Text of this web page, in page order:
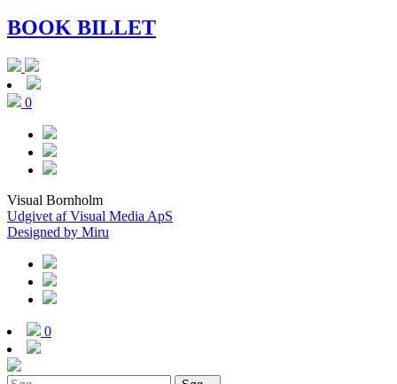
BOOK BILLET
0
Visual Bornholm
Udgivet af Visual Media ApS
Designed by Miru
0